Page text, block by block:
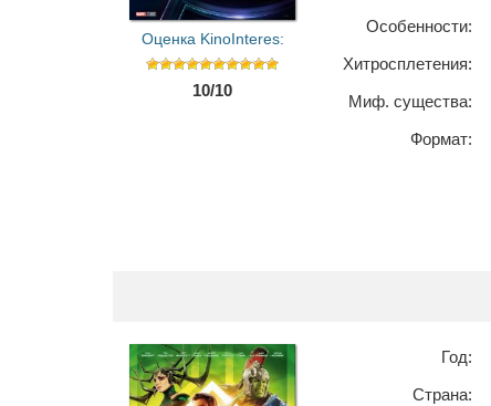
Оценка KinoInteres:
10/10
Особенности:
Хитросплетения:
Миф. существа:
Формат:
Год:
Страна: